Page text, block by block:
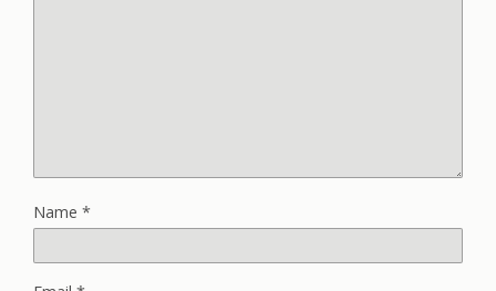
Name *